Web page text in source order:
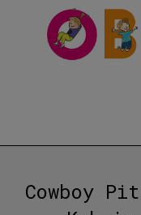
Cowboy